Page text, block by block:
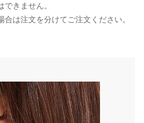
きません。
は注文を分けてご注文ください。